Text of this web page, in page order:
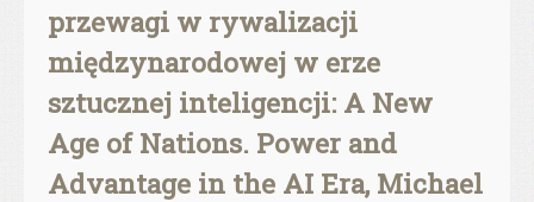
przewagi w rywalizacji
międzynarodowej w erze
sztucznej inteligencji: A New
Age of Nations. Power and
Advantage in the AI Era, Michael